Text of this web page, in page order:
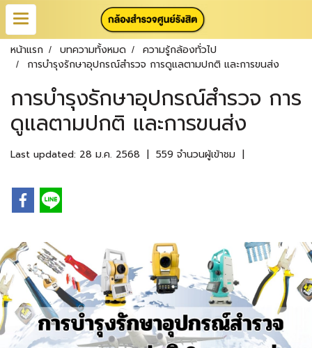
หน้าแรก บทความทั้งหมด
ความรู้กล้องทั่วไป
การบำรุงรักษาอุปกรณ์สำรวจ การดูแลตามปกติ และการขนส่ง
การบำรุงรักษาอุปกรณ์สำรวจ การ
ดูแลตามปกติ และการขนส่ง
Last updated: 28 ม.ค. 2568 | 559 จำนวนผู้เข้าชม |